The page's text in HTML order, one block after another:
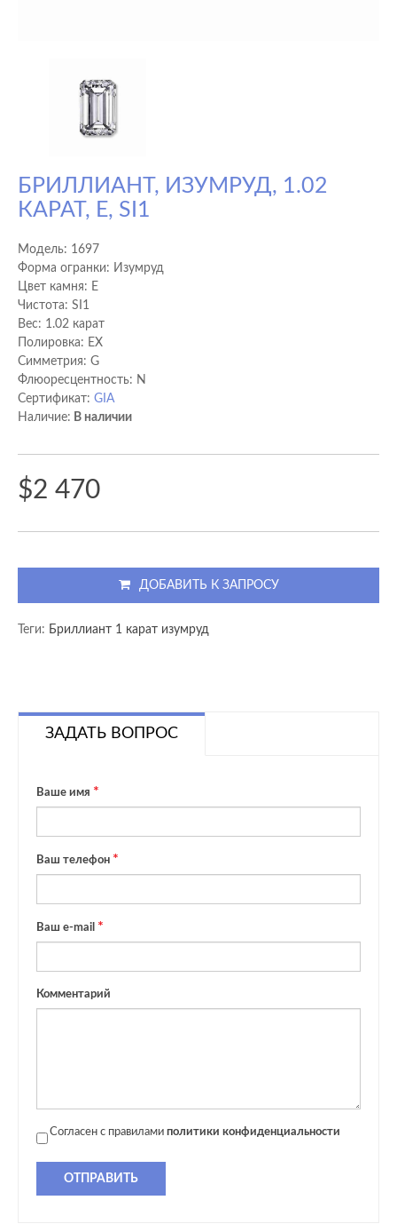
БРИЛЛИАНТ, ИЗУМРУД, 1.02
КАРАТ, E, SI1
Модель: 1697
Форма огранки: Изумруд
Цвет камня: E
Чистота: SI1
Вес: 1.02 карат
Полировка: EX
Cимметрия: G
Флюоресцентность: N
Сертификат: GIA
Наличие: В наличии
$2 470
ДОБАВИТЬ К ЗАПРОСУ
Теги: Бриллиант 1 карат изумруд
ЗАДАТЬ ВОПРОС
Ваше имя
Ваш телефон
Ваш e-mail
Комментарий
Согласен с правилами политики конфиденциальности
ОТПРАВИТЬ